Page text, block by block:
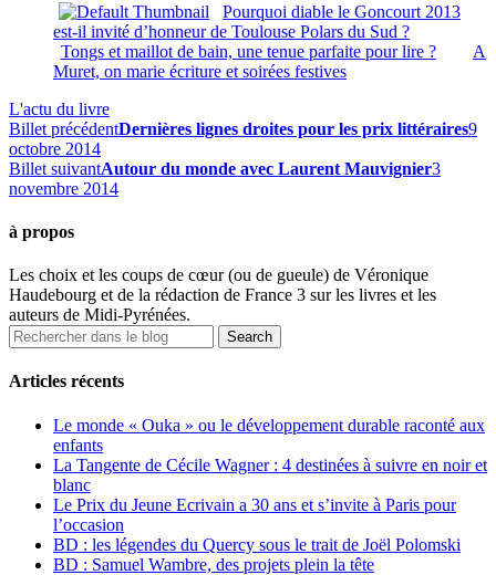
Pourquoi diable le Goncourt 2013
est-il invité d’honneur de Toulouse Polars du Sud ?
Tongs et maillot de bain, une tenue parfaite pour lire ?
A
Muret, on marie écriture et soirées festives
L'actu du livre
Billet précédentDernières lignes droites pour les prix littéraires9
octobre 2014
Billet suivantAutour du monde avec Laurent Mauvignier3
novembre 2014
à propos
Les choix et les coups de cœur (ou de gueule) de Véronique
Haudebourg et de la rédaction de France 3 sur les livres et les
auteurs de Midi-Pyrénées.
Articles récents
Le monde « Ouka » ou le développement durable raconté aux
enfants
La Tangente de Cécile Wagner : 4 destinées à suivre en noir et
blanc
Le Prix du Jeune Ecrivain a 30 ans et s’invite à Paris pour
l’occasion
BD : les légendes du Quercy sous le trait de Joël Polomski
BD : Samuel Wambre, des projets plein la tête